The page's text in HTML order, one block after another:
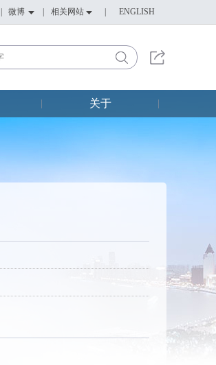
微博 相关网站 ENGLISH
关于